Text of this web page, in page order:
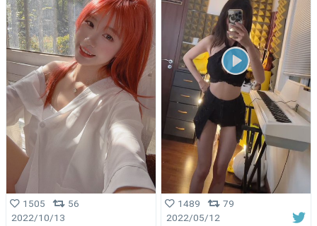
1505
56
2022/10/13
1489
79
2022/05/12